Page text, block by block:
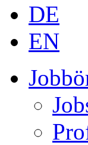
DE
EN